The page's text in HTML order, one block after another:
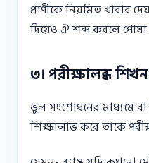
প্রাণীকে নিয়মিত খাবার
দিয়েও ঐ শব্দ করলে পােষা
৩। পরীক্ষালব্ধ শিখন
ভুল সংশােধনের মাধ্যমে
শিক্ষালাভ করে তাকে